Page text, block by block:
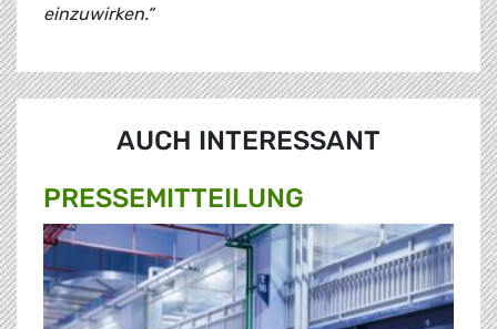
einzuwirken.“
AUCH INTERESSANT
PRESSE­MITTEILUNG